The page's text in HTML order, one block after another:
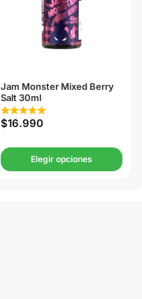
Jam Monster Mixed Berry
Salt 30ml
$16.990
Elegir opciones